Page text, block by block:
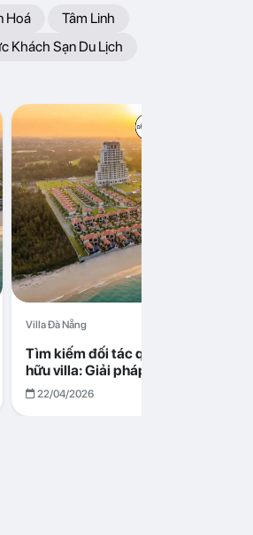
Hoá
Tâm Linh
Khách Sạn Du Lịch
Villa Đà Nẵng
Tìm kiếm đối tác quản lý cho chủ sở
hữu villa: Giải pháp tối ưu lợi nhuận
cùng Abogo tại Đà Nẵng
22/04/2026